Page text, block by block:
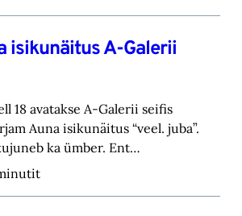
isikunäitus A-Galerii
18 avatakse A-Galerii seifis
Auna isikunäitus “veel. juba”.
ka ümber. Ent…